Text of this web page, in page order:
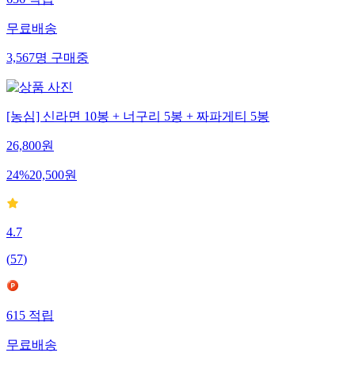
무료배송
3,567명 구매중
[농심] 신라면 10봉 + 너구리 5봉 + 짜파게티 5봉
26,800원
24%20,500원
4.7
(57)
615 적립
무료배송